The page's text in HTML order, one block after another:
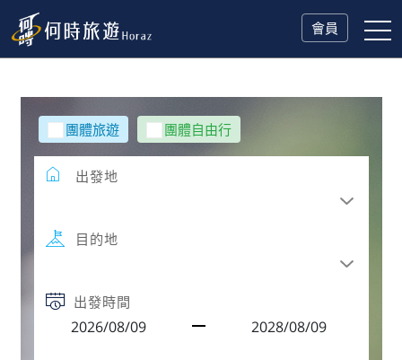
會員
團體旅遊 團體自由行
出發地
目的地
出發時間